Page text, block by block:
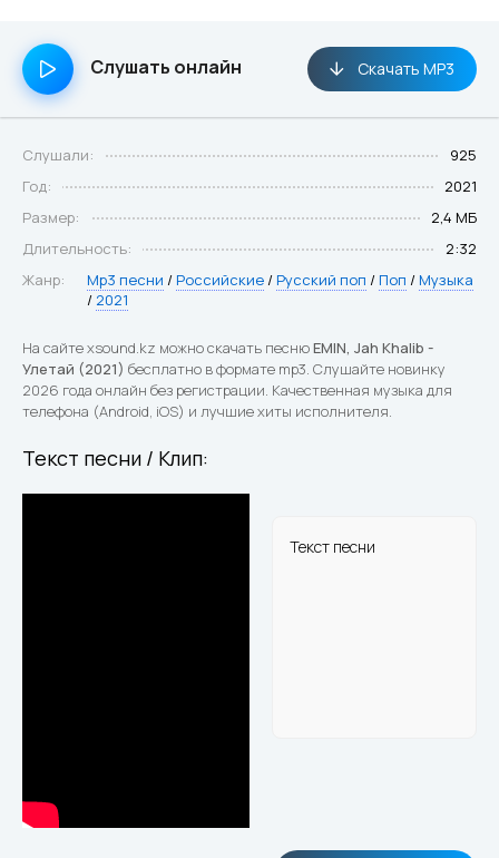
Слушать онлайн Скачать MP3
Слушали:
925
Год:
2021
Размер:
2,4 МБ
Длительность:
2:32
Жанр:
Mp3 песни / Российские / Русский поп / Поп / Музыка
/ 2021
На сайте xsound.kz можно скачать песнюEMIN, Jah Khalib -
Улетай (2021) бесплатно в формате mp3. Слушайте новинку
2026 года онлайн без регистрации. Качественная музыка для
телефона (Android, iOS) и лучшие хиты исполнителя.
Текст песни / Клип:
Текст песни